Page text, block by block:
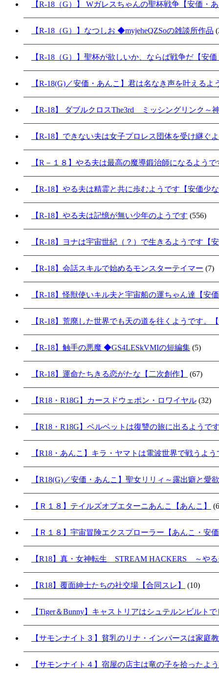
【R-18（G）】 Wガレスちゃんの聖杯戦争【安価・
【R-18（G）】なつしお ◆myjeheQZSoの雑談所作品
【R-18（G）】聖杯が欲しいか、ならば戦争だ【安
【R-18(G)／安価・あんこ】君は名なき声を叶える
【R-18】 ダブルクロスThe3rd ミッシングリンク～
【R-18】できない夫は女子プロレス団体を受け継ぐ
【R－１８】やる夫は最高の魔導鍛治師になるよう
【R-18】やる夫は精霊と共に歩むようです【安価少
【R-18】やる夫は記憶が無い少年のようです (556)
【R-18】ヨナは宇宙世紀（？）で生きるようです【
【R-18】会話スキルで始めるモンスターテイマー (7)
【R-18】怪獣使いキル夫と宇宙船の運ちゃん達【安
【R-18】荒廃した世界でも天の道を往くようです。
【R-18】触手の悪魔 ◆GS4LESkVMIの短編集 (5)
【R-18】運命たちきる恋がたな【二次創作】 (67)
【R18・R18G】カースドウェポン・ロワイヤル (32)
【R18・R18G】ベルベットは復讐の旅に出るようで
【R18・あんこ】キラ・ヤマトは電波世界で戦うよ
【R18(G)／安価・あんこ】聖女リリィ～露出癖と愛
【Ｒ１８】テイルズオブエターニあんこ【あんこ】
【Ｒ１８】宇宙冒険エクスプローラー【あんこ・安
【R18】真・女神転生 STREAM HACKERS ～や
【R18】覆面紳士たちの社交場【合同スレ】 (10)
【Tiger＆Bunny】キャストリアはシュテルンビルト
【サモンナイト３】貧乳のリナ・インバースは家庭
【サモンナイト４】宿屋の店主は竜の子を拾ったよ